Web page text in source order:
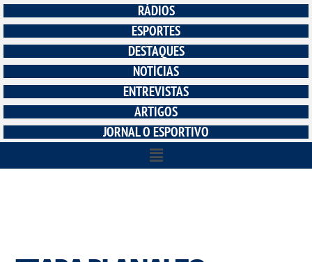
RÁDIOS
ESPORTES
DESTAQUES
NOTÍCIAS
ENTREVISTAS
ARTIGOS
JORNAL O ESPORTIVO